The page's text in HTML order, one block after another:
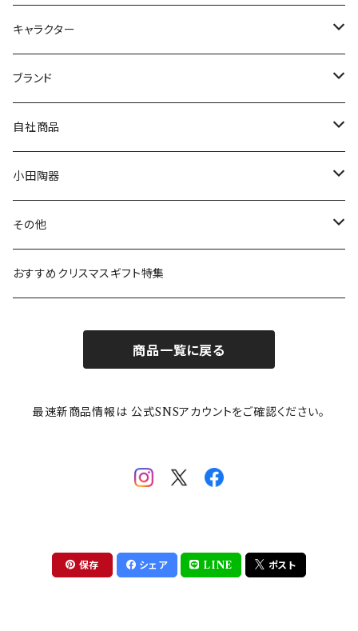
九谷焼
マグ＆カップ
プレート
ボウル
ガラスウェア
カトラリー
キャラクター
ムーミン
80th記念アイテム
リトルミイの日記念アイテム
MOOMIN ANIMATION
スヌーピー
ピーターラビット
ポケットモンスター
mofusand（モフサンド）
mofsand×日比谷花壇
ちびまる子ちゃんandクレヨンしんちゃん
ブランド
LA AMYS(エミーズ)
LISA LARSON(リサラーソン)
LAURA ASHLEY(ローラ アシュレイ)
Finlayson(フィンレイソン)
HANAE MORI(ハナエモリ)
THE BEATLES(ザ・ビートルズ)
【山加商店×yaeko】migratory bird
自社商品
ねこ企画
Cecera(セセラ)
CELEC(セレック)
隅切り重箱
HAPPY DINING(ハッピーダイニング)
小田陶器
さざなみ
吉祥
メイメイウェア
SoSo(ソソ）
その他
リサイクル食器
おすすめクリスマスギフト特集
商品一覧に戻る
最速新商品情報は 公式SNSアカウントをご確認ください。
保存 シェア LINE ポスト